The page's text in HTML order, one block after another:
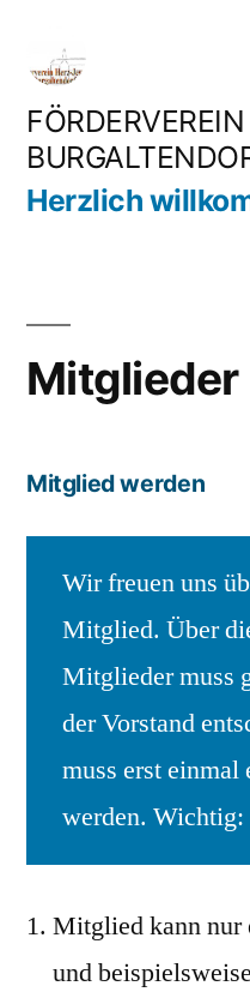
Inhalt
springen
Herzlich
Mitglieder
Mitglied werden
Wir freuen uns
Mitglied. Über
Mitglieder muss
der Vorstand
muss erst
werden. Wichtig:
Mitglied kann nur
und